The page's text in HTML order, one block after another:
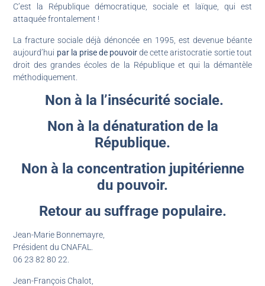
C’est la République démocratique, sociale et laïque, qui est
attaquée frontalement !
La fracture sociale déjà dénoncée en 1995, est devenue béante
aujourd’hui par la prise de pouvoirde cette aristocratie sortie tout
droit des grandes écoles de la République et qui la démantèle
méthodiquement.
Non à la l’insécurité sociale.
Non à la dénaturation de la
République.
Non à la concentration jupitérienne
du pouvoir.
Retour au suffrage populaire.
Jean-Marie Bonnemayre,
Président du CNAFAL.
06 23 82 80 22.
Jean-François Chalot,